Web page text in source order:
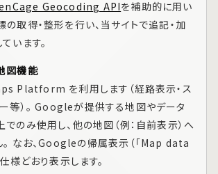
Geocoding APIを補助的に用い
取得・整形を行い、当サイトで追記・加
います。
図機能
Platform を利用します（経路表示・ス
ー等）。 Googleが提供する地図やデータ
のみ使用し、他の地図（例：自前表示）へ
。 なお、Googleの帰属表示（「Map data
様どおり表示します。